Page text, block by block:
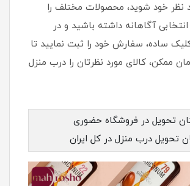
نظر خود شوید، محصولات مختلف را
آگاهانه داشته باشید و در
ساده، سفارش خود را ثبت نمایید تا
ممکن، کالای مورد نظرتان را درب منزل
تحویل در فروشگاه حضوری
تحویل درب منزل در کل ایران